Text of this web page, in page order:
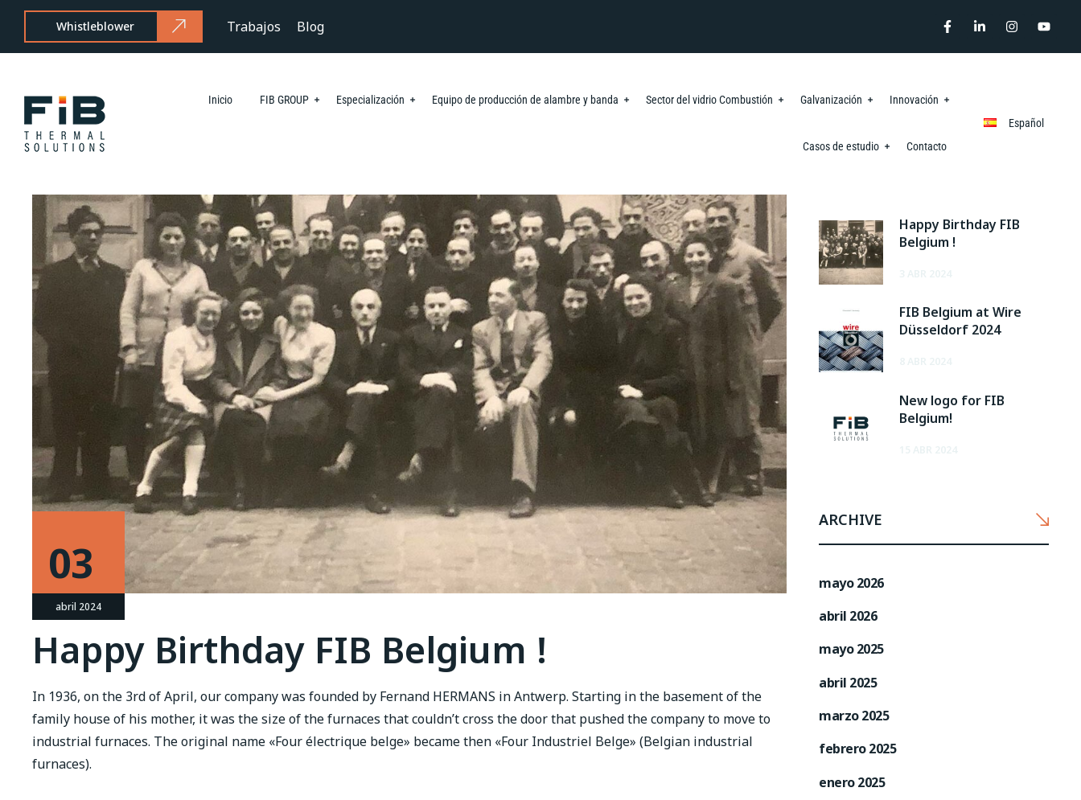
Whistleblower Trabajos Blog
Inicio FIB GROUP Especialización Equipo de producción de alambre y banda Sector del vidrio Combustión Galvanización Innovación
Casos de estudio Contacto
Español
03
abril 2024
Happy Birthday FIB Belgium !
In 1936, on the 3rd of April, our company was founded by Fernand HERMANS in Antwerp. Starting in the basement of the
family house of his mother, it was the size of the furnaces that couldn’t cross the door that pushed the company to move to
industrial furnaces. The original name «Four électrique belge» became then «Four Industriel Belge» (Belgian industrial
furnaces).
Happy Birthday FIB
Belgium !
FIB Belgium at Wire
Düsseldorf 2024
New logo for FIB
Belgium!
ARCHIVE
mayo 2026
abril 2026
mayo 2025
abril 2025
marzo 2025
febrero 2025
enero 2025